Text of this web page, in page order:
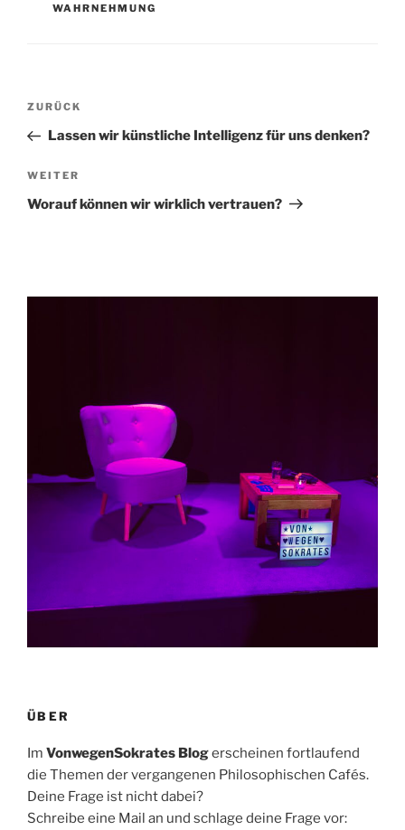
WAHRNEHMUNG
Beitragsnavigation
Vorheriger
Beitrag
ZURÜCK
Lassen wir künstliche Intelligenz für uns denken?
Nächster
Beitrag
WEITER
Worauf können wir wirklich vertrauen?
ÜBER
Im VonwegenSokrates Blogerscheinen fortlaufend
die Themen der vergangenen Philosophischen Cafés.
Deine Frage ist nicht dabei?
Schreibe eine Mail an und schlage deine Frage vor: